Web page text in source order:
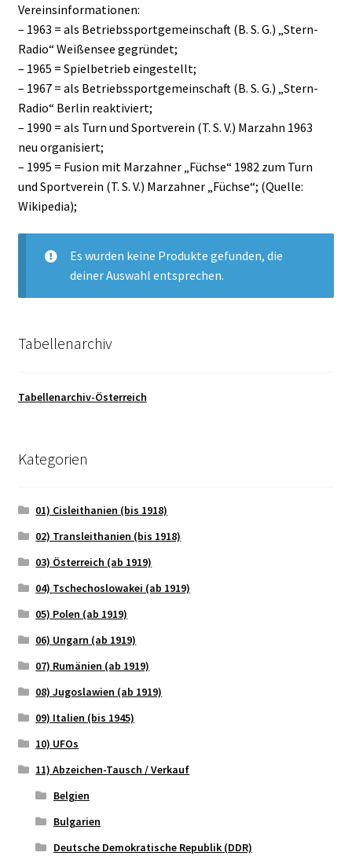
Vereinsinformationen:
– 1963 = als Betriebssportgemeinschaft (B. S. G.) „Stern-
Radio“ Weißensee gegründet;
– 1965 = Spielbetrieb eingestellt;
– 1967 = als Betriebssportgemeinschaft (B. S. G.) „Stern-
Radio“ Berlin reaktiviert;
– 1990 = als Turn und Sportverein (T. S. V.) Marzahn 1963
neu organisiert;
– 1995 = Fusion mit Marzahner „Füchse“ 1982 zum Turn
und Sportverein (T. S. V.) Marzahner „Füchse“; (Quelle:
Wikipedia);
Es wurden keine Produkte gefunden, die
deiner Auswahl entsprechen.
Tabellenarchiv
Tabellenarchiv-Österreich
Kategorien
01) Cisleithanien (bis 1918)
02) Transleithanien (bis 1918)
03) Österreich (ab 1919)
04) Tschechoslowakei (ab 1919)
05) Polen (ab 1919)
06) Ungarn (ab 1919)
07) Rumänien (ab 1919)
08) Jugoslawien (ab 1919)
09) Italien (bis 1945)
10) UFOs
11) Abzeichen-Tausch / Verkauf
Belgien
Bulgarien
Deutsche Demokratische Republik (DDR)